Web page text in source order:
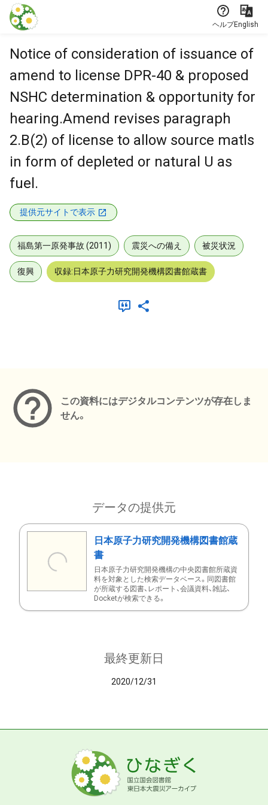
本文に飛ぶ
ヘルプEnglish
Notice of consideration of issuance of
amend to license DPR-40 & proposed
NSHC determination & opportunity for
hearing.Amend revises paragraph
2.B(2) of license to allow source matls
in form of depleted or natural U as
fuel.
提供元サイトで表示
福島第一原発事故 (2011) 震災への備え 被災状況
復興 収録:日本原子力研究開発機構図書館蔵書
この資料にはデジタルコンテンツが存在しま
せん。
データの提供元
日本原子力研究開発機構図書館蔵
書
日本原子力研究開発機構の中央図書館所蔵資
料を対象とした検索データベース。同図書館
が所蔵する図書、レポート、会議資料、雑誌、
Docketが検索できる。
最終更新日
2020/12/31